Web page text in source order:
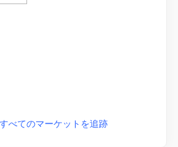
べてのマーケットを追跡